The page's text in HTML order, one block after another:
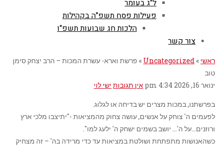
ל"ג בעומר
פעילות פסח תשפ"ה בקהילות
הלכות חג שבועות תשפ"ו
צור קשר
ראשי »
Uncategorized
» פרשת וארא- עשרת המכות – הרב יצחק סימן
טוב
ינואר 16, 2026
4:34 pm אין תגובות ישי לוי
בפרשתנו, במכות מצרים יש בדיחה או לגלוג.
לפעמים ה' צוחק על אנשים, עושה צחוק מהמציאות -"יתיצבו מלכי ארץ
ורוזנים…על ה'… יושב בשמים ישחק ה' ילעג למו".
כשהאנושות מתפתחת ושולטת במציאות עד כדי מרידה בה' – זה מצחיק